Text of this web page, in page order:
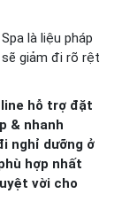
là liệu pháp
giảm đi rõ rệt
hỗ trợ đặt
& nhanh
nghỉ dưỡng ở
hợp nhất
vời cho